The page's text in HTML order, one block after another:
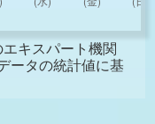
キスパート機関
ータの統計値に基